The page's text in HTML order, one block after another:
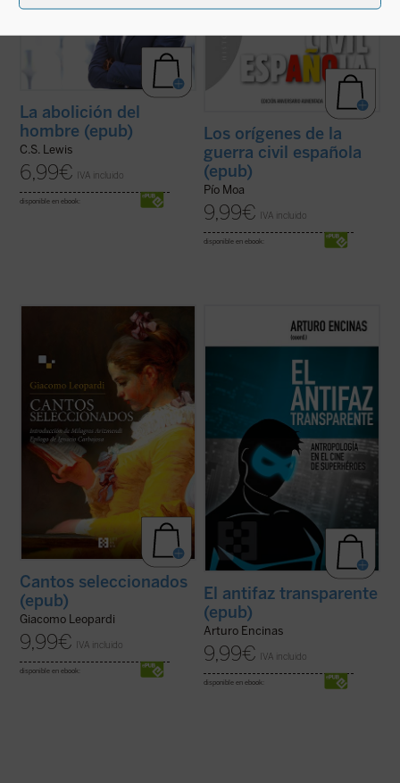
La abolición del
hombre (epub)
C.S. Lewis
6,99€ IVA incluido
disponible en ebook:
Los orígenes de la
guerra civil española
(epub)
Pío Moa
9,99€ IVA incluido
disponible en ebook:
de Leopardi
propone al lector, a través de la
Arizmendi y del ensayo conclusivo del
catedrático de literatura bíblica Ignacio
Carbajosa, una original mirada sobre la
obra del ... (ver ficha)
Cantos seleccionados
(epub)
Giacomo Leopardi
9,99€ IVA incluido
disponible en ebook:
El cine de superhéroes está viviendo uno
de sus mejores momentos desde el punto
de vista industrial. La fascinación que las
personas seguramente esté vinculada al
nivel de identificación del público ...
El antifaz transparente
(epub)
Arturo Encinas
9,99€ IVA incluido
disponible en ebook: